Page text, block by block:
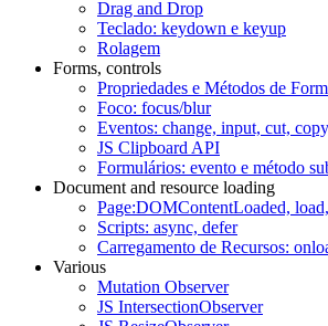
Drag and Drop
Teclado: keydown e keyup
Rolagem
Forms, controls
Propriedades e Métodos de
Foco: focus/blur
Eventos: change, input, cut,
JS Clipboard API
Formulários: evento e método
Document and resource loading
Page:DOMContentLoaded,
Scripts: async, defer
Carregamento de Recursos:
Various
Mutation Observer
JS IntersectionObserver